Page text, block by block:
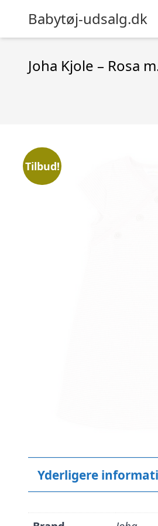
Babytøj-udsalg.dk
Joha Kjole – Rosa
Tilbud!
Yderligere